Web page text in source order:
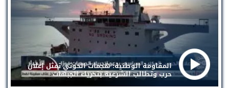
المقاومة الوطنية: هجمات الحوثي تمثل إعلان
حرب وتطالب الشرعية بتحريك الجبهات